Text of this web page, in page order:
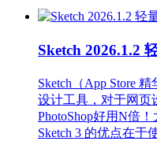
Sketch 2026.1.2
Sketch（App Store
设计工具，对于网页
PhotoShop好用N倍
Sketch 3 的优点在于